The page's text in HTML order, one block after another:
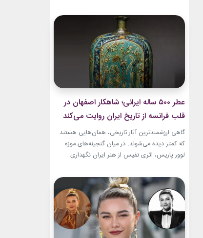
اوایل دهه ۲۰۰۰ به یاد دارند و حالا با ظاهری آشنا اما
جایگاهی تازه، دوباره به مرکز توجه برگشته است....
عطر ۵۰۰ ساله ایرانی؛ شاهکار اصفهان در
قلب فرانسه از تاریخ ایران روایت می‌کند
گاهی ارزشمندترین آثار تاریخی، همان‌هایی هستند
که کمتر دیده می‌شوند. در میان گنجینه‌های موزه
لوور پاریس، اثری نفیس از هنر ایران نگهداری
ذوق، زیبایی و مهارت هنرمندان عصر صفوی است.
بطری عطر صفوی در موزه لوور امروز به یکی از
جذاب‌ترین نمونه‌های هنر ایرانی تبدیل...